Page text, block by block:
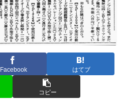
Facebook はてブ
コピー